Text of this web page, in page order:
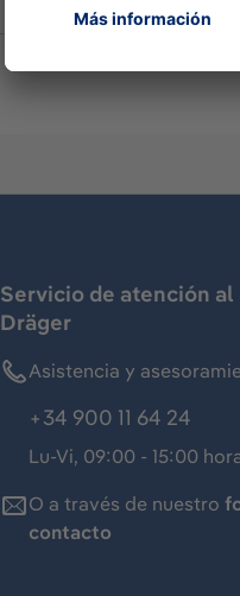
Servicio de atención
Dräger
Asistencia y
+34 900 11 64 24
Lu-Vi, 09:00 - 15:00
O a través de nuestro
contacto